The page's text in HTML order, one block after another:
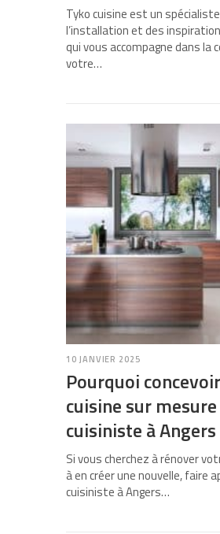
Tyko cuisine est un
l’installation et des
qui vous accompagne dans la
votre…
10 JANVIER 2025
Pourquoi
cuisine sur
cuisiniste à Angers
Si vous cherchez à rénover
à en créer une nouvelle, faire
cuisiniste à Angers…